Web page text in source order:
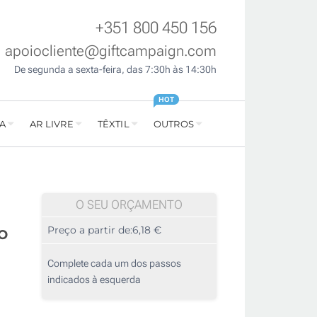
+351 800 450 156
apoiocliente@giftcampaign.com
De segunda a sexta-feira, das 7:30h às 14:30h
AR LIVRE TÊXTIL OUTROS
HOT
O SEU ORÇAMENTO
Preço a partir de:6,18 €
Complete cada um dos passos
indicados à esquerda